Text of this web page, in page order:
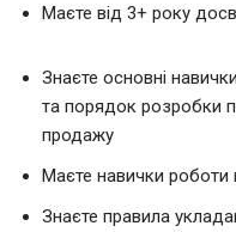
Маєте від 3+ року
Знаєте основні
та порядок розробки
продажу
Маєте навички роботи
Знаєте правила